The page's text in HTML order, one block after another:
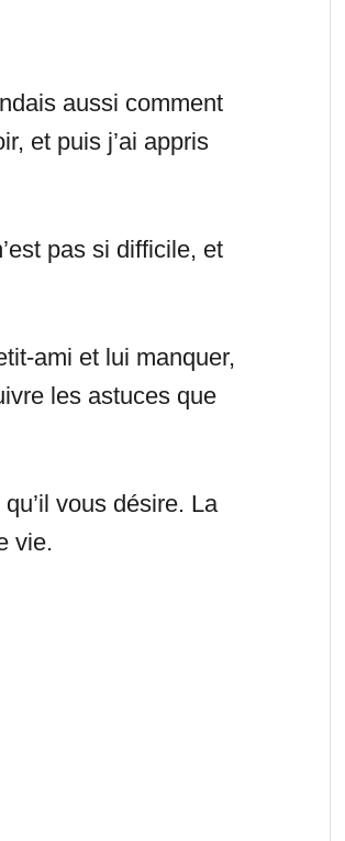
aussi comment
et puis j’ai appris
pas si difficile, et
ami et lui manquer,
les astuces que
vous désire. La
vie.